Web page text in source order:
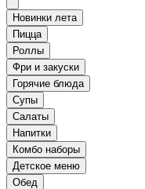
Новинки лета
Пицца
Роллы
Фри и закуски
Горячие блюда
Супы
Салаты
Напитки
Комбо наборы
Детское меню
Обед